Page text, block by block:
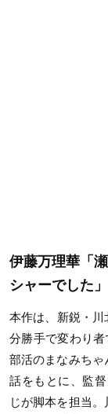
伊藤万理華「
シャーでした」
本作は、新鋭・川
分勝手で変わり者
部活のまなみちゃ
話をもとに、 監
じが脚本を担当。